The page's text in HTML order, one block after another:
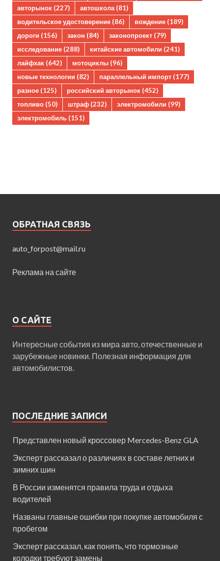
авторынок (227) автошкола(81)
водительское удостоверение (86) вождение (189)
дороги (156) закон (84) законопроект (79)
исследование (288) китайские автомобили (241)
лайфхак (642) мотоциклы (96)
новые технологии (82) параллельный импорт (177)
разное (125) российский авторынок (452)
топливо (50) штраф (232) электромобили (99)
электромобиль (151)
ОБРАТНАЯ СВЯЗЬ
auto_forpost@mail.ru
Реклама на сайте
О САЙТЕ
Интересные события из мира авто, отечественные и
зарубежные новинки. Полезная информация для
автомобилистов.
ПОСЛЕДНИЕ ЗАПИСИ
Представлен новый кроссовер Mercedes-Benz GLA
Эксперт рассказал о различиях в составе летних и
зимних шин
В России изменятся правила труда и отдыха
водителей
Названы главные ошибки при покупке автомобиля с
пробегом
Эксперт рассказал, как понять, что тормозные
колодки требуют замены